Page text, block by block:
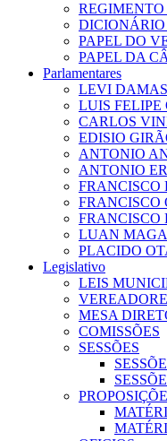
PAPEL DO
PAPEL DA
Parlamentares
LEVI
LUIS
CARLOS
EDISIO
ANTONIO
ANTONIO
FRANCISCO
FRANCISCO
FRANCISCO
LUAN
PLACIDO
Legislativo
LEIS
MESA
COMISSÕES
SESSÕES